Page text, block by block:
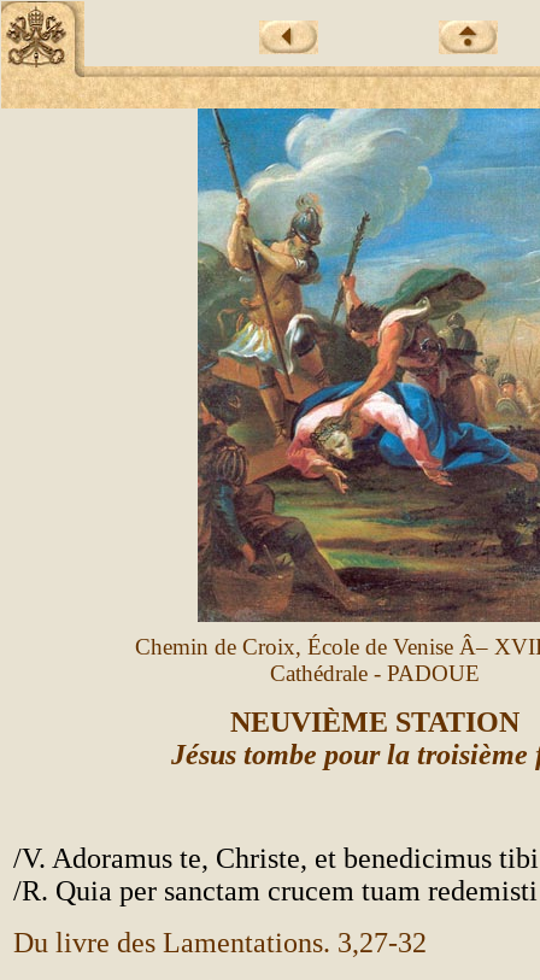
Chemin de Croix, École de Venise Â–
Cathédrale - PADOUE
NEUVIÈME STATION
Jésus tombe pour la troisième
/V. Adoramus te, Christe, et benedicimus
/R. Quia per sanctam crucem tuam
Du livre des Lamentations. 3,27-32